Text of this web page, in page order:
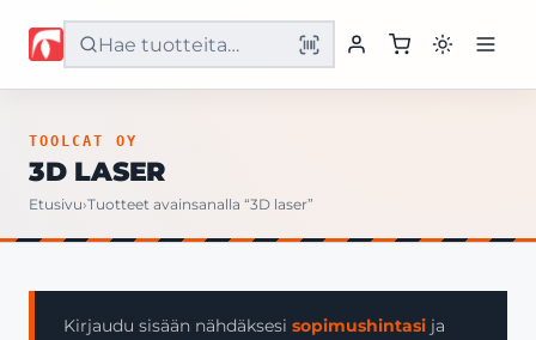
Etusivu
Yritys
TOOLCAT OY
3D LASER
Etusivu›Tuotteet avainsanalla “3D laser”
Kirjaudu sisään nähdäksesi sopimushintasi ja